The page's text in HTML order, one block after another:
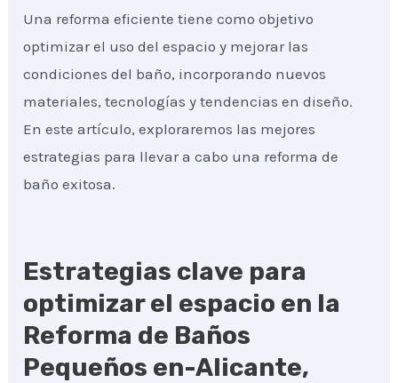
Una reforma eficiente tiene como objetivo
optimizar el uso del espacio y mejorar las
condiciones del baño, incorporando nuevos
materiales, tecnologías y tendencias en diseño.
En este artículo, exploraremos las mejores
estrategias para llevar a cabo una reforma de
baño exitosa.
Estrategias clave para
optimizar el espacio en la
Reforma de Baños
Pequeños en-Alicante,